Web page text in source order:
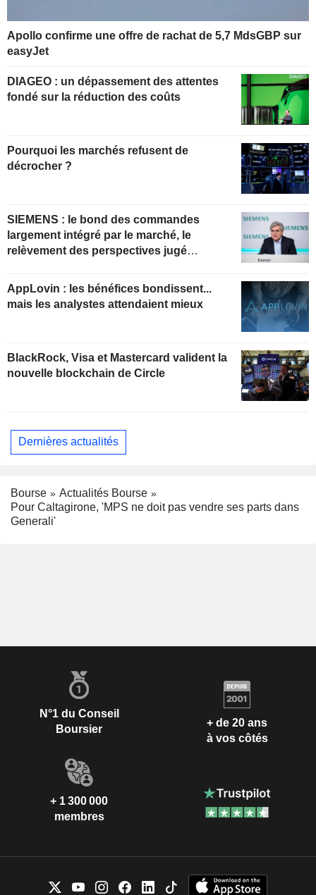
Apollo confirme une offre de rachat de 5,7 MdsGBP sur
easyJet
DIAGEO : un dépassement des attentes
fondé sur la réduction des coûts
Pourquoi les marchés refusent de
décrocher ?
SIEMENS : le bond des commandes
largement intégré par le marché, le
relèvement des perspectives jugé
actuelles
AppLovin : les bénéfices bondissent...
mais les analystes attendaient mieux
BlackRock, Visa et Mastercard valident la
nouvelle blockchain de Circle
Dernières actualités
Bourse
Actualités Bourse
Pour Caltagirone, 'MPS ne doit pas vendre ses parts dans
Generali'
N°1 du Conseil
Boursier
+ de 20 ans
à vos côtés
+ 1 300 000
membres